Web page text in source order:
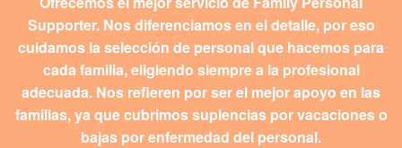
Supporter. Nos diferenciamos en el detalle, por eso
cuidamos la selección de personal que hacemos para
cada familia, eligiendo siempre a la profesional
adecuada. Nos refieren por ser el mejor apoyo en las
familias, ya que cubrimos suplencias por vacaciones o
bajas por enfermedad del personal.